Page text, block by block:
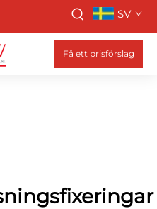
SV
Få ett prisförslag